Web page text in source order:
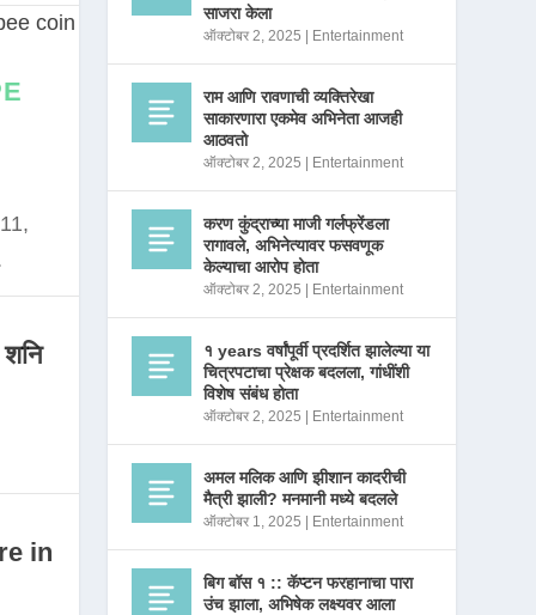
in
साजरा केला
ऑक्टोबर 2, 2025 Entertainment
राम आणि रावणाची व्यक्तिरेखा
साकारणारा एकमेव अभिनेता आजही
आठवतो
ऑक्टोबर 2, 2025 Entertainment
करण कुंद्राच्या माजी गर्लफ्रेंडला
रागावले, अभिनेत्यावर फसवणूक
केल्याचा आरोप होता
ऑक्टोबर 2, 2025 Entertainment
१ years वर्षांपूर्वी प्रदर्शित झालेल्या या
चित्रपटाचा प्रेक्षक बदलला, गांधींशी
विशेष संबंध होता
ऑक्टोबर 2, 2025 Entertainment
अमल मलिक आणि झीशान कादरीची
मैत्री झाली? मनमानी मध्ये बदलले
ऑक्टोबर 1, 2025 Entertainment
बिग बॉस १ :: कॅप्टन फरहानाचा पारा
उंच झाला, अभिषेक लक्ष्यवर आला